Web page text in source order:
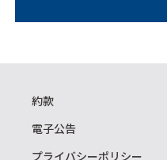
約款
電子公告
プライバシーポリシー